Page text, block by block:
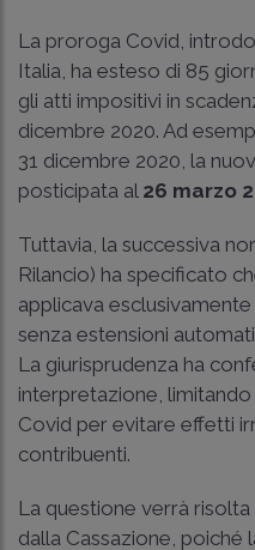
La proroga Covid,
Italia, ha esteso di 85
gli atti impositivi in
dicembre 2020. Ad
31 dicembre 2020, la
posticipata al 26 marzo
Tuttavia, la successiva
Rilancio) ha specificato
applicava esclusivamente
senza estensioni
La giurisprudenza ha
interpretazione,
Covid per evitare effetti
contribuenti.
La questione verrà
dalla Cassazione, poiché